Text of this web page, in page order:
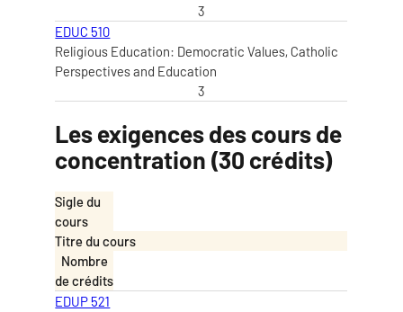
3
EDUC 510
Religious Education: Democratic Values, Catholic
Perspectives and Education
3
Les exigences des cours de
concentration (30 crédits)
Sigle du
cours
Titre du cours
Nombre
de crédits
EDUP 521